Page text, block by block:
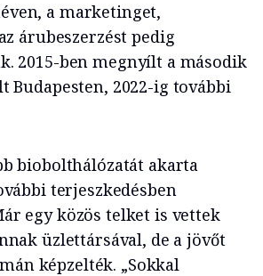
a marketinget,
árubeszerzést pedig
2015-ben megnyílt a második
Budapesten, 2022-ig további
biobolthálózatát akarta
terjeszkedésben
egy közös telket is vettek
üzlettársával, de a jövőt
képzelték. „Sokkal